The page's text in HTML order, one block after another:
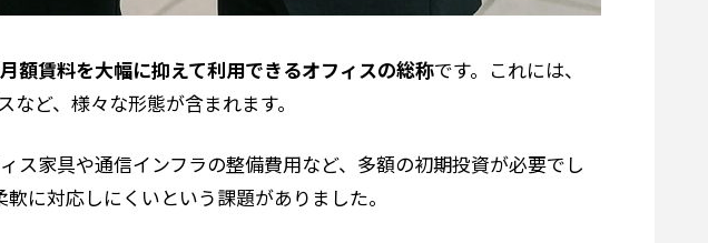
額賃料を大幅に抑えて利用できるオフィスの総称です。これには、
ど、様々な形態が含まれます。
家具や通信インフラの整備費用など、多額の初期投資が必要でし
に対応しにくいという課題がありました。